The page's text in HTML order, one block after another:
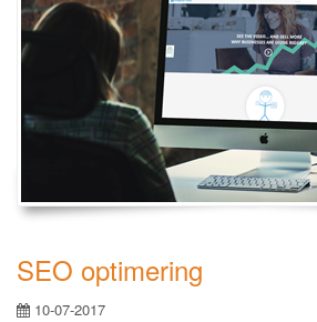
SEO optimering
10-07-2017